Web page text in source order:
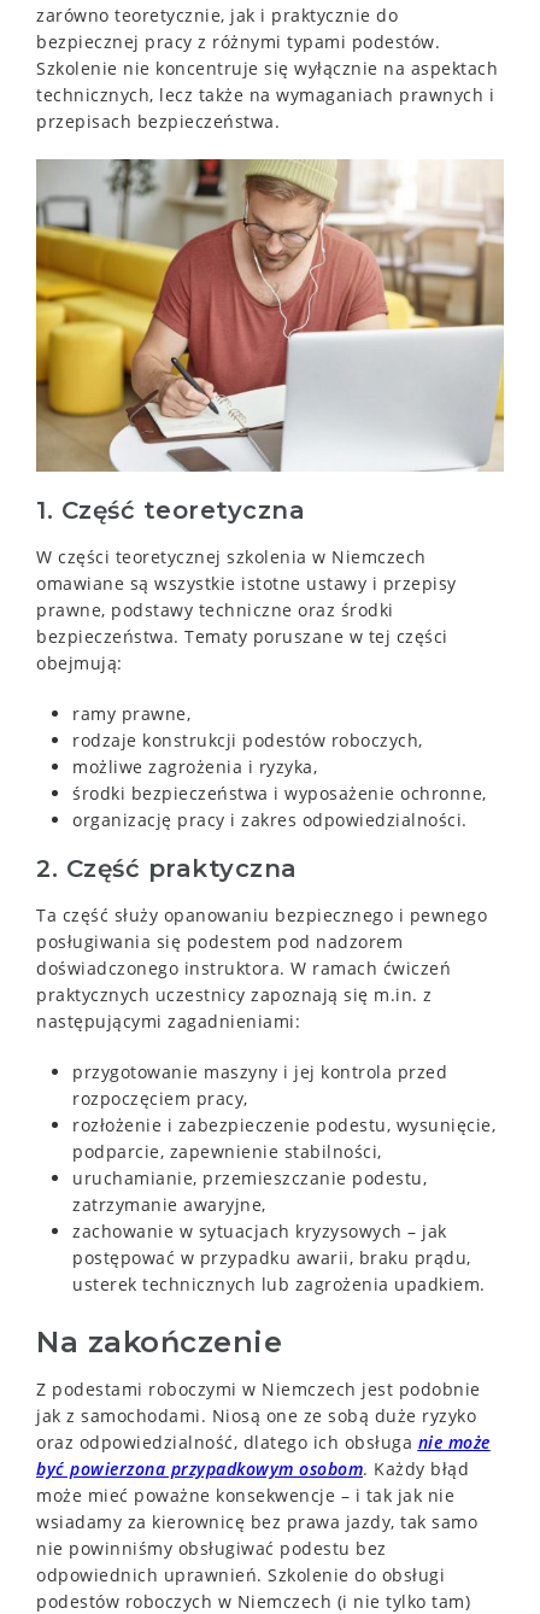
zarówno teoretycznie, jak i praktycznie do
bezpiecznej pracy z różnymi typami podestów.
Szkolenie nie koncentruje się wyłącznie na aspektach
technicznych, lecz także na wymaganiach prawnych i
przepisach bezpieczeństwa.
1. Część teoretyczna
W części teoretycznej szkolenia w Niemczech
omawiane są wszystkie istotne ustawy i przepisy
prawne, podstawy techniczne oraz środki
bezpieczeństwa. Tematy poruszane w tej części
obejmują:
ramy prawne,
rodzaje konstrukcji podestów roboczych,
możliwe zagrożenia i ryzyka,
środki bezpieczeństwa i wyposażenie ochronne,
organizację pracy i zakres odpowiedzialności.
2. Część praktyczna
Ta część służy opanowaniu bezpiecznego i pewnego
posługiwania się podestem pod nadzorem
doświadczonego instruktora. W ramach ćwiczeń
praktycznych uczestnicy zapoznają się m.in. z
następującymi zagadnieniami:
przygotowanie maszyny i jej kontrola przed
rozpoczęciem pracy,
rozłożenie i zabezpieczenie podestu, wysunięcie,
podparcie, zapewnienie stabilności,
uruchamianie, przemieszczanie podestu,
zatrzymanie awaryjne,
zachowanie w sytuacjach kryzysowych – jak
postępować w przypadku awarii, braku prądu,
usterek technicznych lub zagrożenia upadkiem.
Na zakończenie
Z podestami roboczymi w Niemczech jest podobnie
jak z samochodami. Niosą one ze sobą duże ryzyko
oraz odpowiedzialność, dlatego ich obsługa nie może
być powierzona przypadkowym osobom. Każdy błąd
może mieć poważne konsekwencje – i tak jak nie
wsiadamy za kierownicę bez prawa jazdy, tak samo
nie powinniśmy obsługiwać podestu bez
odpowiednich uprawnień. Szkolenie do obsługi
podestów roboczych w Niemczech (i nie tylko tam)